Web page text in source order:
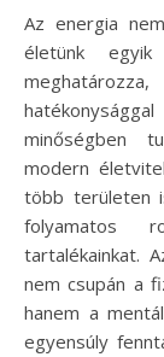
Az energia nem csupán egy fizikai jelenség, hanem az
életünk
minőségben
modern
több területen
folyamatos
tartalékainkat.
nem csupán a
hanem a
egyensúly